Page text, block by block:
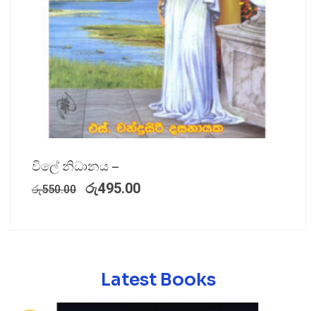
විලේ නිධානය –
රු550.00 රු495.00
Latest Books